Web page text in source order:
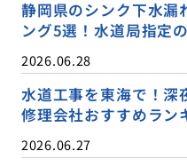
静岡県のシンク下水漏
ング5選！水道局指定
2026.06.28
水道工事を東海で！深
修理会社おすすめラン
2026.06.27